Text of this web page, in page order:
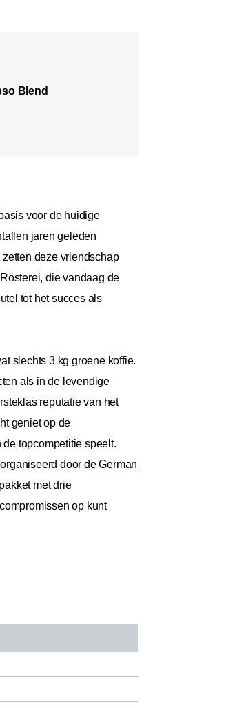
Blend
voor de huidige
jaren geleden
deze vriendschap
die vandaag de
tot het succes als
slechts 3 kg groene koffie.
als in de levendige
reputatie van het
geniet op de
topcompetitie speelt.
door de German
met drie
op kunt